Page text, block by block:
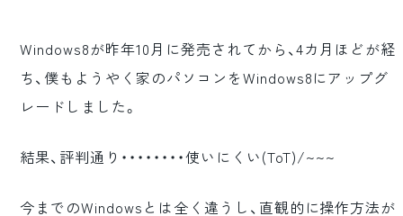
ロゴマーク制作
ブランディング
Windows8が昨年10月に発売されてから、4カ月ほどが経
ち、僕もようやく家のパソコンをWindows8にアップグ
レードしました。
結果、評判通り・・・・・・・・使いにくい(ToT)/~~~
今までのWindowsとは全く違うし、直観的に操作方法が